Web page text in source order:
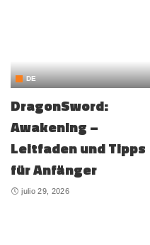
DE
DragonSword:
Awakening –
Leitfaden und Tipps
für Anfänger
julio 29, 2026